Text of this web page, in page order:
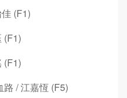
(F1)
(F1)
(F1)
/ 江嘉恆 (F5)